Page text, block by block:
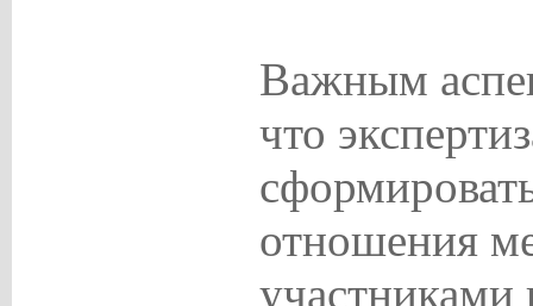
Важным
что
отношения
участниками